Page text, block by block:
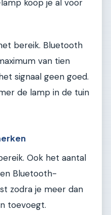
koop je al voor
bereik. Bluetooth
van tien
signaal geen goed.
de lamp in de tuin
Ook het aantal
Bluetooth-
zodra je meer dan
toevoegt.